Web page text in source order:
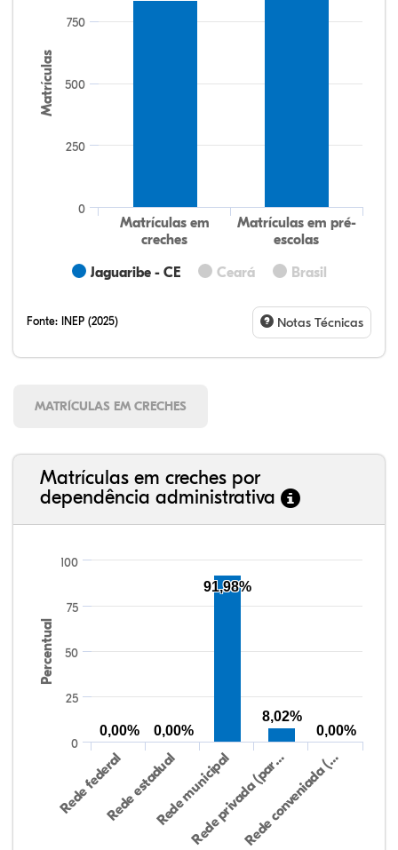
Matrículas
Jaguaribe - CE Ceará Brasil
Matrículas em
creches
Matrículas em pré-
escolas
0
250
500
750
Fonte: INEP (2025) Notas Técnicas
MATRÍCULAS EM CRECHES
Matrículas em creches por
dependência administrativa
Percentual
Rede federalRede estadualRede municipal
Rede privada (par…Rede conveniada (…
0
25
50
75
100
0,00% 0,00%
91,98%
8,02%
0,00%